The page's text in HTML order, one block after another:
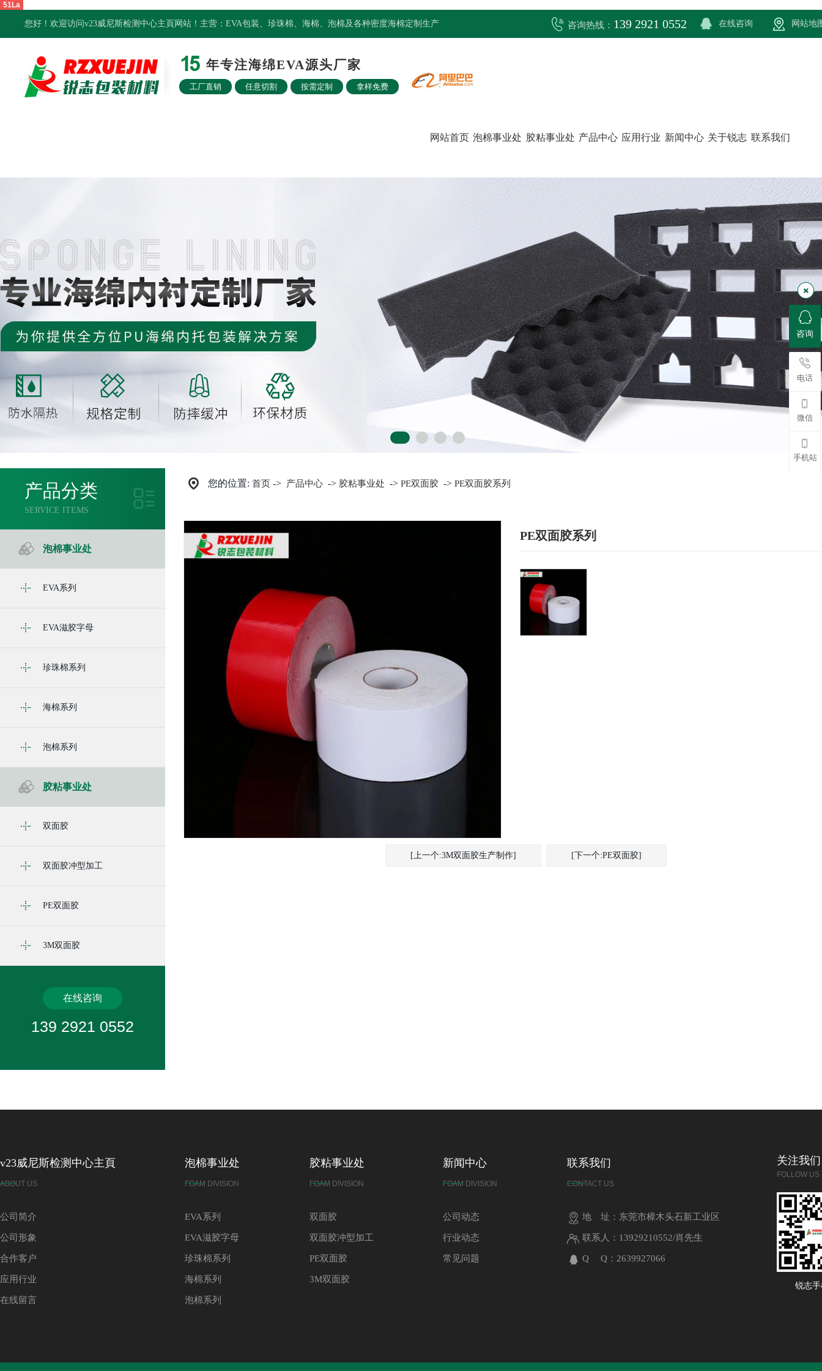
51La
您好！欢迎访问v23威尼斯检测中心主頁网站！主营：EVA包装、珍珠棉、海棉、泡棉及各种密度海棉定制生产 咨询热线： 139 2921 0552 在线咨询 网站地
年专注海绵EVA源头厂家
工厂直销 任意切割 按需定制 拿样免费
网站首页 泡棉事业处 胶粘事业处 产品中心 应用行业 新闻中心 关于锐志 联系我们
产品分类
SERVICE ITEMS
泡棉事业处
EVA系列
EVA滋胶字母
珍珠棉系列
海棉系列
泡棉系列
胶粘事业处
双面胶
双面胶冲型加工
PE双面胶
3M双面胶
在线咨询
139 2921 0552
您的位置: 首页 -> 产品中心 -> 胶粘事业处 -> PE双面胶 -> PE双面胶系列
PE双面胶系列
[上一个:3M双面胶生产制作] [下一个:PE双面胶]
v23威尼斯检测中心主頁
ABOUT US
公司简介
公司形象
合作客户
应用行业
在线留言
泡棉事业处
FOAM DIVISION
EVA系列
EVA滋胶字母
珍珠棉系列
海棉系列
泡棉系列
胶粘事业处
FOAM DIVISION
双面胶
双面胶冲型加工
PE双面胶
3M双面胶
新闻中心
FOAM DIVISION
公司动态
行业动态
常见问题
联系我们
CONTACT US
地 址：东莞市樟木头石新工业区
联系人：13929210552/肖先生
Q Q：2639927066
关注我们
FOLLOW US
锐志
咨询
电话
微信
手机站